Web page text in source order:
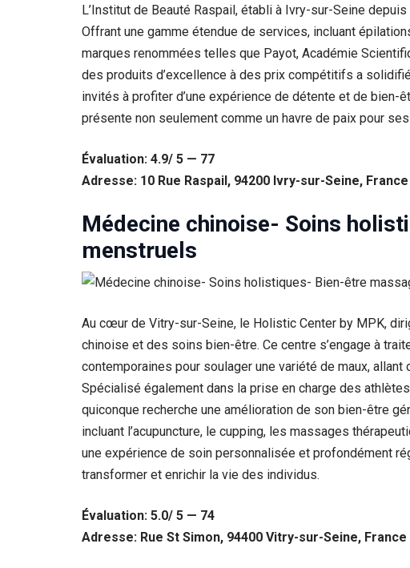
L’Institut de Beauté Raspail, établi à Ivry-sur-Seine
Offrant une gamme étendue de services, incluant
marques renommées telles que Payot, Académie
des produits d’excellence à des prix compétitifs a
invités à profiter d’une expérience de détente et de bien-
présente non seulement comme un havre de paix pour
Évaluation: 4.9/ 5 — 77
Adresse: 10 Rue Raspail, 94200 Ivry-sur-Seine, France
Médecine chinoise- Soins
menstruels
Au cœur de Vitry-sur-Seine, le Holistic Center by MPK,
chinoise et des soins bien-être. Ce centre s’engage à
contemporaines pour soulager une variété de maux,
Spécialisé également dans la prise en charge des
quiconque recherche une amélioration de son bien-être
incluant l’acupuncture, le cupping, les massages
une expérience de soin personnalisée et profondément
transformer et enrichir la vie des individus.
Évaluation: 5.0/ 5 — 74
Adresse: Rue St Simon, 94400 Vitry-sur-Seine, France